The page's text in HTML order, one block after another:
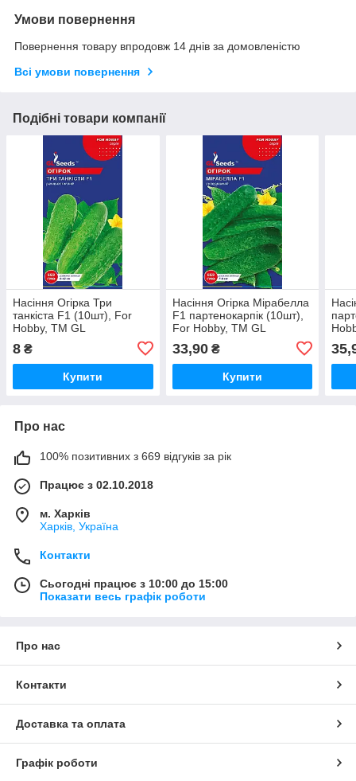
Умови повернення
Повернення товару впродовж 14 днів за домовленістю
Всі умови повернення
Подібні товари компанії
Насіння Огiрка Три
танкiста F1 (10шт), For
Hobby, TM GL
8 ₴
Купити
Насіння Огiрка Мiрабелла
F1 партенокарпік (10шт),
For Hobby, TM GL
33,90₴
Купити
Про нас
100% позитивних з 669 відгуків за рік
Працює з 02.10.2018
м. Харків
Харків, Україна
Контакти
Сьогодні працює з 10:00 до 15:00
Показати весь графік роботи
Про нас
Контакти
Доставка та оплата
Графік роботи